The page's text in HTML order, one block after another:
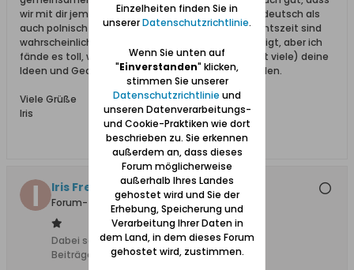
wir mit dir jemanden im Forum haben, der sowohl deutsch als
auch polnisch beherrscht. Jetzt in der Vorweihnachtszeit sind
wahrscheinlich viele mit anderen Dingen beschäftigt, aber ich
fände es toll, wenn wir (damit meine ich möglichst viele) deine
Ideen und Gedanken im neuen Jahr vertiefen würden.
Viele Grüße
Iris
Iris Freundorfer
Forum-Teilnehmer
Dabei seit:22.09.2016
Beiträge:
554
Einzelheiten finden Sie in
unsererDatenschutzrichtlinie.
Wenn Sie unten auf
"Einverstanden" klicken,
stimmen Sie unserer
Datenschutzrichtlinie und
unseren Datenverarbeitungs-
und Cookie-Praktiken wie dort
beschrieben zu. Sie erkennen
außerdem an, dass dieses
Forum möglicherweise
außerhalb Ihres Landes
gehostet wird und Sie der
Erhebung, Speicherung und
Verarbeitung Ihrer Daten in
dem Land, in dem dieses Forum
gehostet wird, zustimmen.